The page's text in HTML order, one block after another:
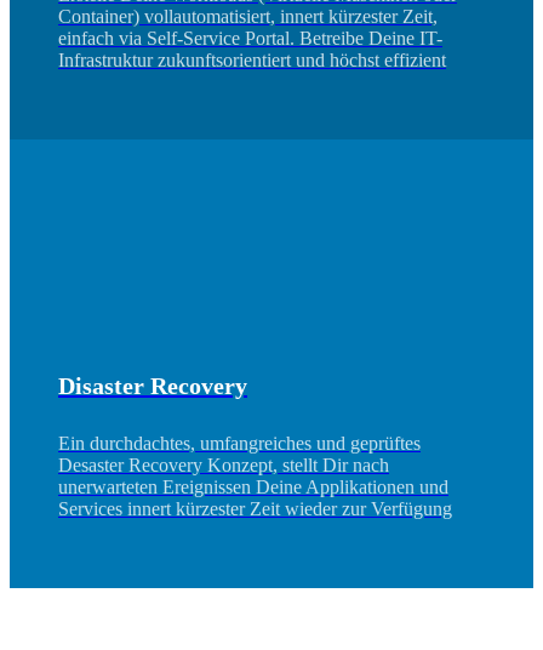
Container) vollautomatisiert, innert kürzester Zeit,
einfach via Self-Service Portal. Betreibe Deine IT-
Infrastruktur zukunftsorientiert und höchst effizient
Disaster Recovery
Ein durchdachtes, umfangreiches und geprüftes
Desaster Recovery Konzept, stellt Dir nach
unerwarteten Ereignissen Deine Applikationen und
Services innert kürzester Zeit wieder zur Verfügung